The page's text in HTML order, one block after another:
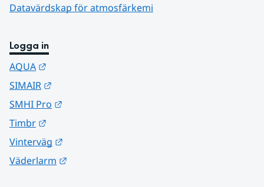
Datavärdskap för atmosfärkemi
Logga in
AQUA
SIMAIR
SMHI Pro
Timbr
Vinterväg
Väderlarm